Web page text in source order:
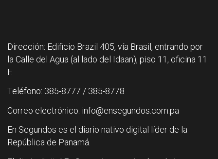
Dirección: Edificio Brazil 405, vía Brasil, entrando por
la Calle del Agua (al lado del Idaan), piso 11, oficina 11
F.
Teléfono: 385-8777 / 385-8778
Correo electrónico: info@ensegundos.com.pa
En Segundos es el diario nativo digital líder de la
República de Panamá.